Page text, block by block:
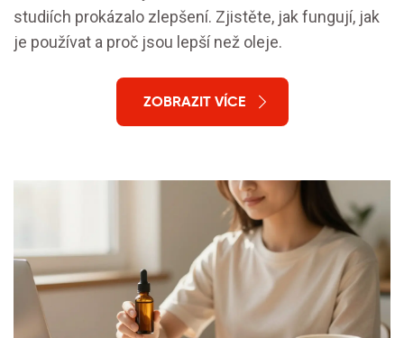
studiích prokázalo zlepšení. Zjistěte, jak fungují, jak
je používat a proč jsou lepší než oleje.
ZOBRAZIT VÍCE